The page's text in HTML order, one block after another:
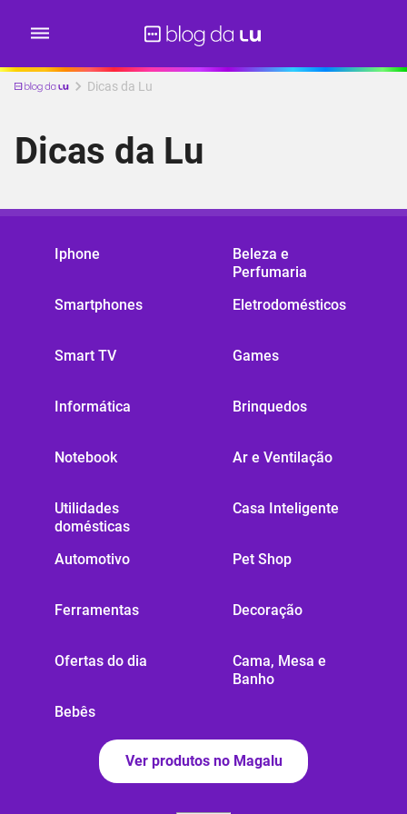
Dicas da Lu
Dicas da Lu
Iphone
Smartphones
Smart TV
Informática
Notebook
Utilidades
domésticas
Automotivo
Ferramentas
Ofertas do dia
Bebês
Beleza e
Perfumaria
Eletrodomésticos
Games
Brinquedos
Ar e Ventilação
Casa Inteligente
Pet Shop
Decoração
Cama, Mesa e
Banho
Ver produtos no Magalu